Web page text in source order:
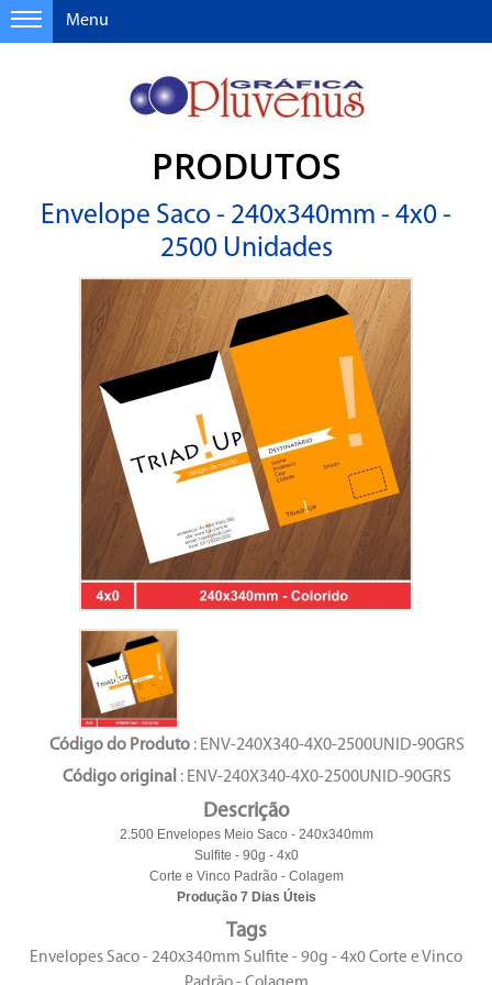
Menu
PRODUTOS
Envelope Saco - 240x340mm - 4x0 -
2500 Unidades
Código do Produto : ENV-240X340-4X0-2500UNID-90GRS
Código original : ENV-240X340-4X0-2500UNID-90GRS
Descrição
2.500 Envelopes Meio Saco - 240x340mm
Sulfite - 90g - 4x0
Corte e Vinco Padrão - Colagem
Produção 7 Dias Úteis
Tags
Envelopes Saco - 240x340mm Sulfite - 90g - 4x0 Corte e Vinco